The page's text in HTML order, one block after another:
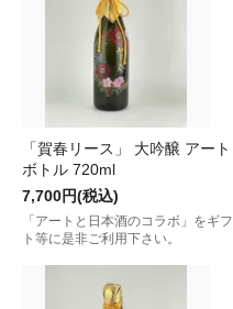
「賀春リース」 大吟醸 アート
ボトル 720ml
7,700円(税込)
「アートと日本酒のコラボ」をギフ
ト等に是非ご利用下さい。